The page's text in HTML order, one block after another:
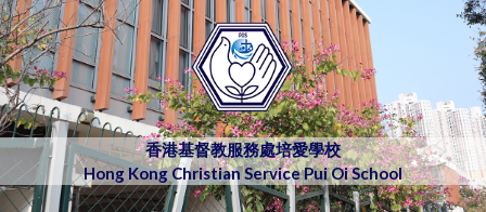
Skip
to
content
香港基督教服務處培愛學校
Hong Kong Christian Service Pui Oi School